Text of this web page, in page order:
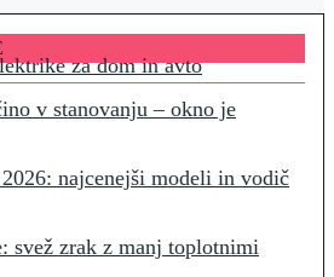
za dom in avto
v stanovanju – okno je
najcenejši modeli in vodič
svež zrak z manj toplotnimi